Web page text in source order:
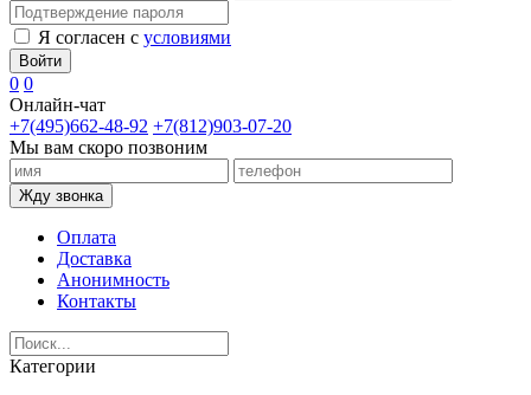
Я согласен с условиями
Войти
0 0
Онлайн-чат
+7(495)662-48-92 +7(812)903-07-20
Мы вам скоро позвоним
Жду звонка
Оплата
Доставка
Анонимность
Контакты
Категории